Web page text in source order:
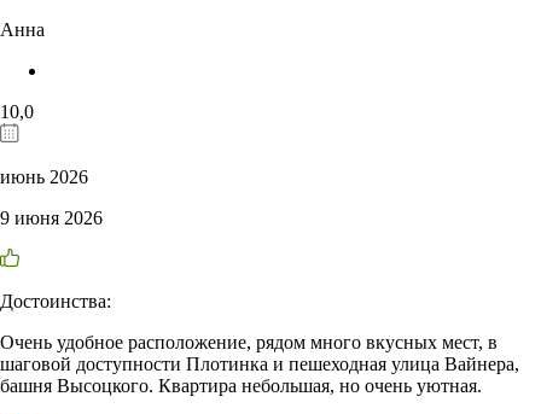
Анна
10,0
июнь 2026
9 июня 2026
Достоинства:
Очень удобное расположение, рядом много вкусных мест, в
шаговой доступности Плотинка и пешеходная улица Вайнера,
башня Высоцкого. Квартира небольшая, но очень уютная.